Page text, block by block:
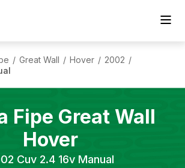
/ Great Wall / Hover / 2002 /
Fipe Great Wall
Hover
Cuv 2.4 16v Manual